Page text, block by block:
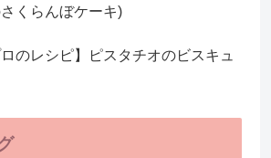
くらんぼケーキ)
ロのレシピ】ピスタチオのビスキュ